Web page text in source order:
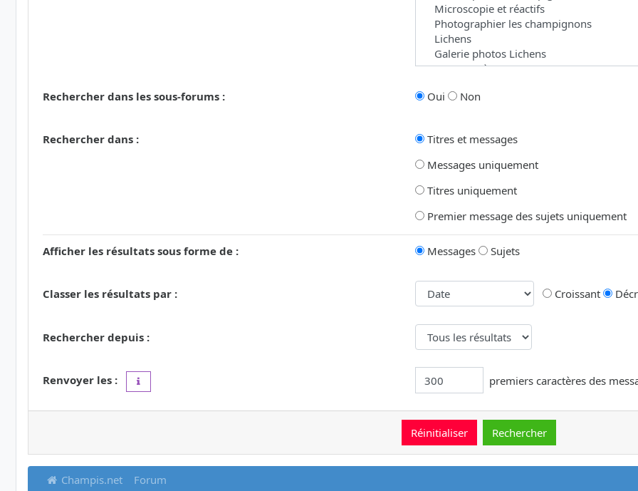
Rechercher dans les sous-forums : Oui Non
Rechercher dans :
Titres et messages
Messages uniquement
Titres uniquement
Premier message des sujets uniquement
Afficher les résultats sous forme de : Messages Sujets
Classer les résultats par : Croissant
Rechercher depuis :
Renvoyer les : premiers caractères des
Champis.net Forum